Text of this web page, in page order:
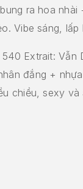
ra hoa nhài
Vibe sáng, lấp
Extrait: Vẫn
đắng +
chiều, sexy và